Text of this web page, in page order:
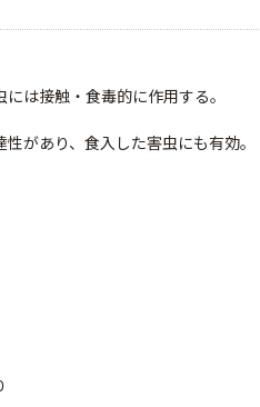
は接触・食毒的に作用する。
があり、食入した害虫にも有効。